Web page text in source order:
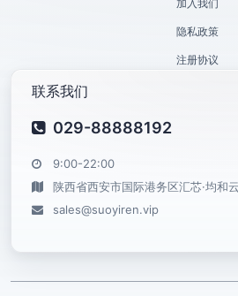
加入我们
隐私政策
注册协议
联系我们
029-88888192
9:00-22:00
陕西省西安市国际港务区汇芯·均和
sales@suoyiren.vip